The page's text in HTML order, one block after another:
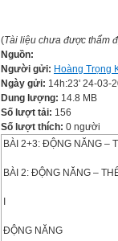
(Tài liệu chưa được thẩm
Nguồn:
Người gửi: Hoàng Trọng
Ngày gửi: 14h:23' 24-03-
Dung lượng: 14.8 MB
Số lượt tải: 156
Số lượt thích: 0 người
BÀI 2+3: ĐỘNG NĂNG –
BÀI 2: ĐỘNG NĂNG –
ĐỘNG NĂNG